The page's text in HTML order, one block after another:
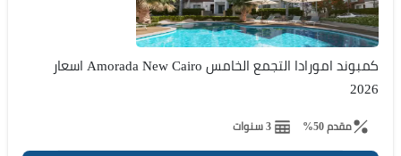
كمبوند امورادا التجمع الخامس Amorada New Cairo اسعار
2026
مقدم 50% 3 سنوات